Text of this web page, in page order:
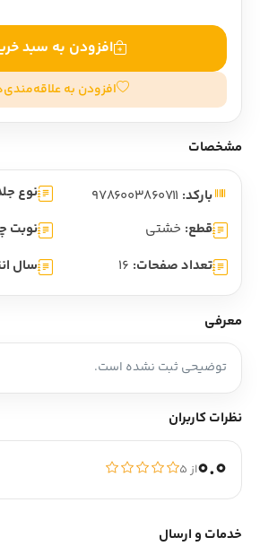
افزودن به سبد
افزودن به
مشخصات
بارکد: نوع
قطع: خشتی نوبت
تعداد صفحات: 16 سال
معرفی
توضیحی ثبت نشده است.
نظرات کاربران
0.0از ۵
خدمات و ارسال